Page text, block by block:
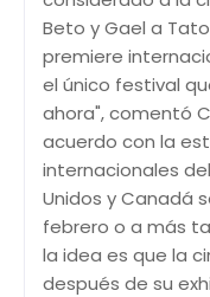
Beto y Gael a
premiere
el único festival
ahora", comentó
acuerdo con la
internacionales
Unidos y Canadá
febrero o a más
la idea es que la
después de su